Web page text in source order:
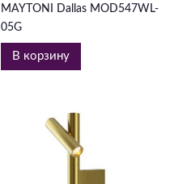
MAYTONI Dallas MOD547WL-
05G
В корзину